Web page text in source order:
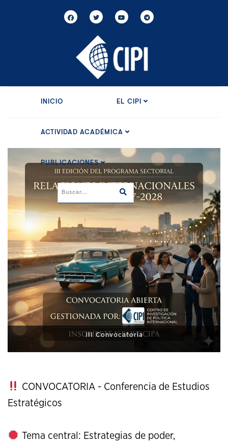
INICIO EL CIPI
ACTIVIDAD ACADÉMICA
PUBLICACIONES
XI Conference on Strategic Studies
CONVOCATORIA - Conferencia de Estudios
Estratégicos
Tema central: Estrategias de poder,